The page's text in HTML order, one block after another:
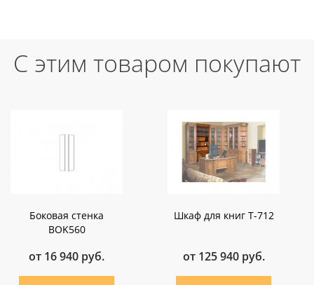
С этим товаром покупают
Боковая стенка
BOK560
от 16 940 руб.
Шкаф для книг T-712
от 125 940 руб.